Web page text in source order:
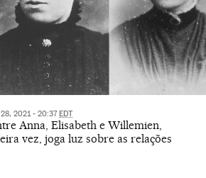
28, 2021 - 20:37 EDT
Anna, Elisabeth e Willemien,
vez, joga luz sobre as relações